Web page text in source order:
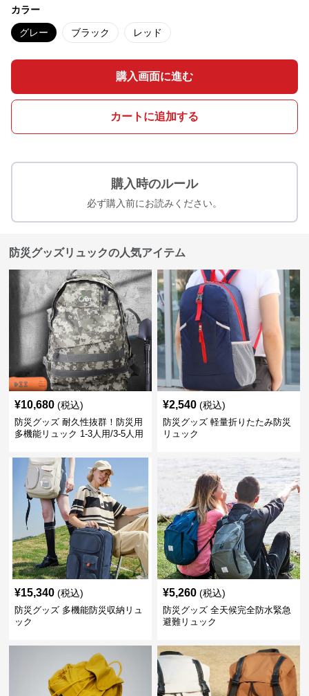
カラー
グレー ブラック レッド
購入画面に進む
カートに追加する
購入時のルール
必ず購入前にお読みください。
防災グッズリュックの人気アイテム
¥10,680 (税込)
防災グッズ 耐久性抜群！防災用
多機能リュック 1-3人用/3-5人用
¥2,540 (税込)
防災グッズ 軽量折りたたみ防災
リュック
¥15,340 (税込)
防災グッズ 多機能防災収納リュ
ック
¥5,260 (税込)
防災グッズ 全天候完全防水緊急
避難リュック